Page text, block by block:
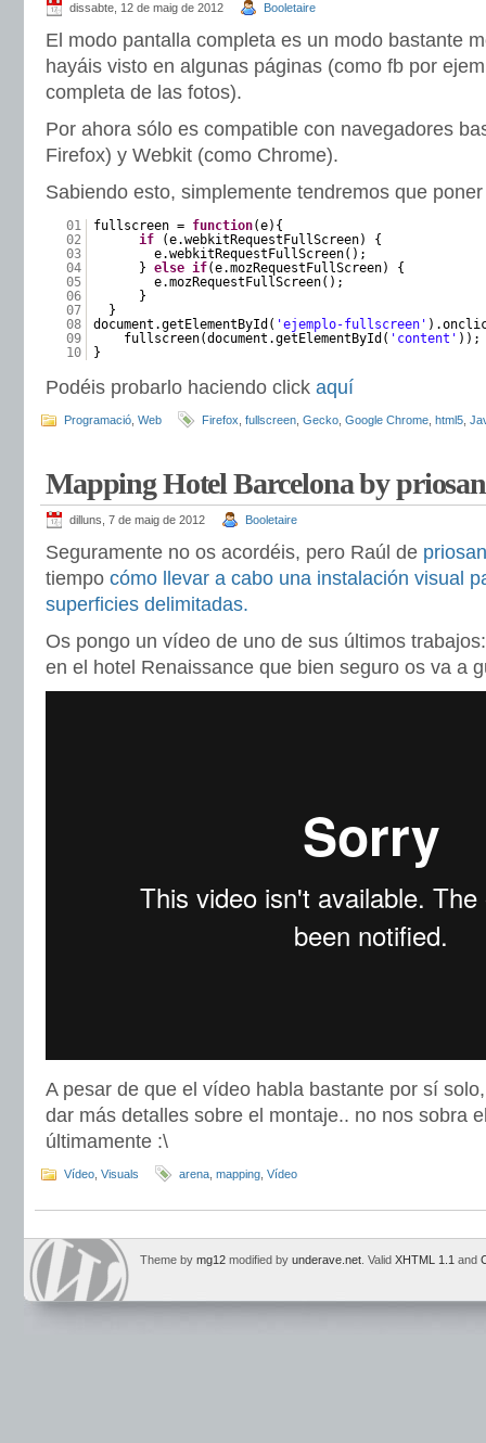
dissabte, 12 de maig de 2012 Booletaire
El modo pantalla completa es un modo bastante
hayáis visto en algunas páginas (como fb por
completa de las fotos).
Por ahora sólo es compatible con navegadores
Firefox) y Webkit (como Chrome).
Sabiendo esto, simplemente tendremos que
01 fullscreen = function(e){
02
if
(e.webkitRequestFullScreen) {
03
e.webkitRequestFullScreen();
04
} else if(e.mozRequestFullScreen) {
05
e.mozRequestFullScreen();
06
}
07
}
08
document.getElementById( 'ejemplo-fullscreen'
09
fullscreen(document.getElementById( 'content' ));
10
}
Podéis probarlo haciendo click aquí
Programació Web Firefox fullscreen Gecko Google Chrome html5
Mapping Hotel Barcelona by
dilluns, 7 de maig de 2012 Booletaire
Seguramente no os acordéis, pero Raúl de
tiempo cómo llevar a cabo una instalación visual
superficies delimitadas.
Os pongo un vídeo de uno de sus últimos
en el hotel Renaissance que bien seguro os va a
A pesar de que el vídeo habla bastante por sí
dar más detalles sobre el montaje.. no nos sobra
últimamente :\
Vídeo Visuals arena mapping Vídeo
Theme by mg12 modified by underave.net . Valid XHTML 1.1 and